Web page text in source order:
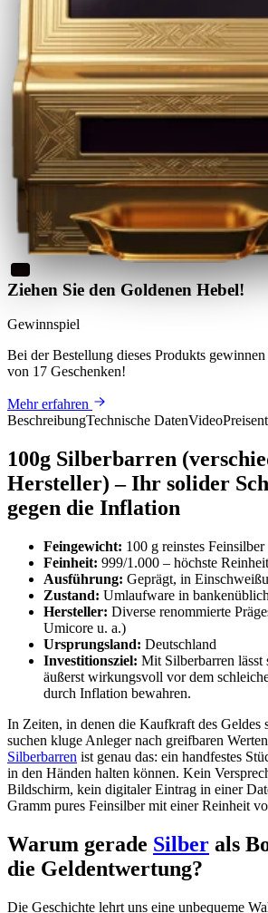
Ziehen Sie den Goldenen Hebel!
Gewinnspiel
Bei der Bestellung dieses Produkts gewinnen
von 17 Geschenken!
Mehr erfahren
BeschreibungTechnische DatenVideo
100g Silberbarren
Hersteller) – Ihr solider
gegen die Inflation
Feingewicht: 100 g reinstes Feinsilber
Feinheit: 999/1.000 – höchste
Ausführung: Geprägt, in
Zustand: Umlaufware in
Hersteller: Diverse renommierte
Umicore u. a.)
Ursprungsland: Deutschland
Investitionsziel: Mit Silberbarren lässt
äußerst wirkungsvoll vor dem
durch Inflation bewahren.
In Zeiten, in denen die Kaufkraft des Geldes
suchen kluge Anleger nach greifbaren
Silberbarren ist genau das: ein handfestes
in den Händen halten können. Kein
Bildschirm, kein digitaler Eintrag in einer
Gramm pures Feinsilber mit einer Reinheit
Warum gerade Silber als
die Geldentwertung?
Die Geschichte lehrt uns eine unbequeme